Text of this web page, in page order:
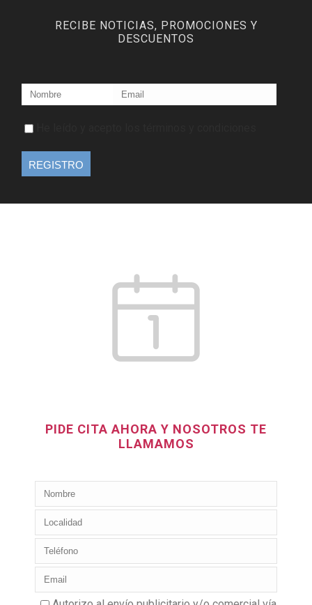
RECIBE NOTICIAS, PROMOCIONES Y
DESCUENTOS
PIDE CITA AHORA Y NOSOTROS TE
LLAMAMOS